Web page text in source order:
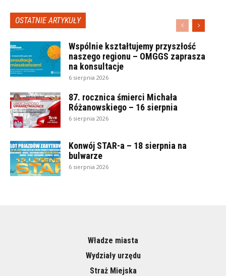
OSTATNIE ARTYKUŁY
Wspólnie kształtujemy przyszłość
naszego regionu – OMGGS zaprasza
na konsultacje
6 sierpnia 2026
87. rocznica śmierci Michała
Różanowskiego – 16 sierpnia
6 sierpnia 2026
Konwój STAR-a – 18 sierpnia na
bulwarze
6 sierpnia 2026
Władze miasta
Wydziały urzędu
Straż Miejska